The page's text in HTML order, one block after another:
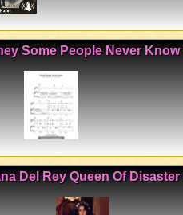
Some People Never Know
Del Rey Queen Of Disaster